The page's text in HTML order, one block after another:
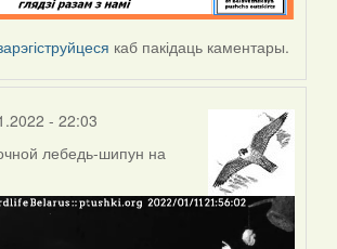
каб пакідаць каментары.
- 22:03
лебедь-шипун на